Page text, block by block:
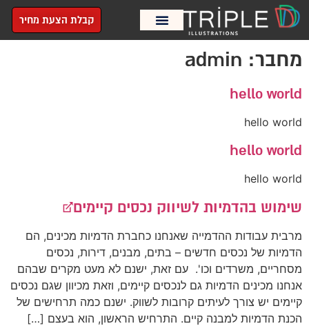
קבלת הצעת מחיר
מחבר: admin
hello world
hello world
hello world
hello world
שימוש בהדמיות לשיווק נכסים קיימים￼
מרבית עבודות ההדמייה שאנחנו כחברת הדמיות מכינים, הם
הדמיות של נכסים חדשים – בתים, מבנים, דירות, נכסים
מסחריים, משרדים וכו'. עם זאת, ישנם לא מעט מקרים שבהם
אנחנו מכינים הדמיות גם לנכסים קיימים, וזאת מכיוון שגם נכסים
קיימים יש צורך לעיתים קרובות לשווק. ישנם כמה תרחישים של
הכנת הדמיות למבנה קיים. התרחיש הראשון, הוא בעצם […]